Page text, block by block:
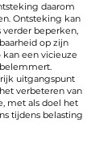
daarom
Ontsteking kan
beperken,
op zijn
een vicieuze
uitgangspunt
verbeteren van
met als doel het
tijdens belasting